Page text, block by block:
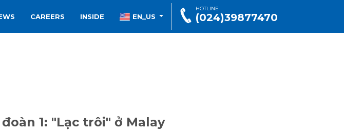
CAREERS INSIDE EN_US
HOTLINE
(024)39877470
1: "Lạc trôi" ở Malay